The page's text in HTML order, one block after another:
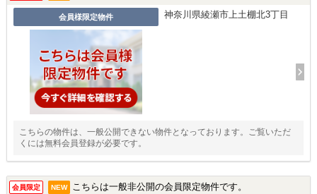
会員様限定物件 神奈川県綾瀬市上土棚北3丁目
こちらの物件は、一般公開できない物件となっております。ご覧いただ
くには無料会員登録が必要です。
会員限定 NEW こちらは一般非公開の会員限定物件です。